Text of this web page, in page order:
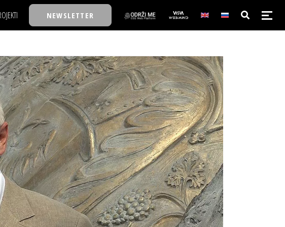
TASTY TALKS
30 ISPOD 30
BACK TO OFFICE/SCHOOL
BIZBENDOVI
BIZKOLEGIJUM
BMW BIZNIS LIGA
BIZLIFE WEEK
IZJAVA GODINE
NEWSLETTER
NAJKOLEGA
30 ISPOD 30
BACK TO OFFICE/SCHOOL
BIZBENDOVI
BIZKOLEGIJUM
BMW BIZNIS LIGA
BIZLIFE WEEK
IZJAVA GODINE